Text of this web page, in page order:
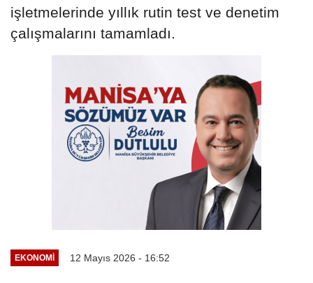
işletmelerinde yıllık rutin test ve denetim
çalışmalarını tamamladı.
EKONOMİ 12 Mayıs 2026 - 16:52